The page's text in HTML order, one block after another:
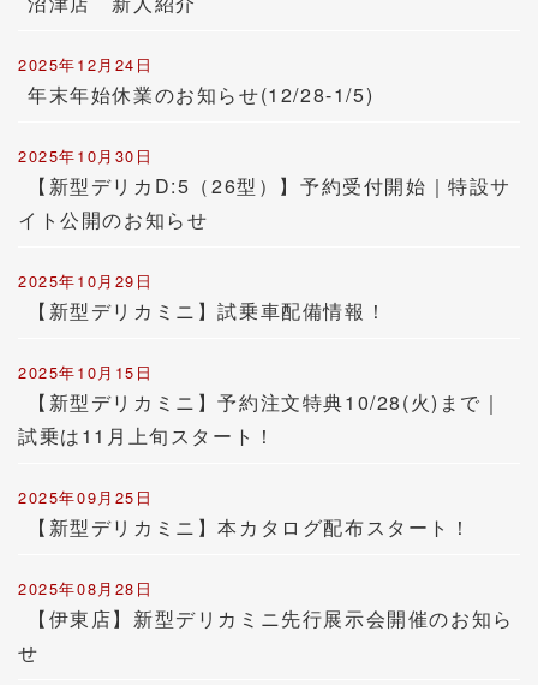
2025年12月24日
年末年始休業のお知らせ(12/28-1/5)
2025年10月30日
【新型デリカD:5（26型）】予約受付開始｜特設サ
イト公開のお知らせ
2025年10月29日
【新型デリカミニ】試乗車配備情報！
2025年10月15日
【新型デリカミニ】予約注文特典10/28(火)まで｜
試乗は11月上旬スタート！
2025年09月25日
【新型デリカミニ】本カタログ配布スタート！
2025年08月28日
【伊東店】新型デリカミニ先行展示会開催のお知ら
せ